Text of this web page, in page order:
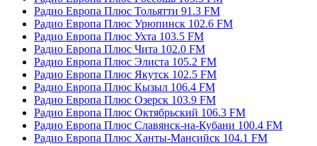
Радио Европа Плюс Тольятти 91.3 FM
Радио Европа Плюс Урюпинск 102.6 FM
Радио Европа Плюс Ухта 103.5 FM
Радио Европа Плюс Чита 102.0 FM
Радио Европа Плюс Элиста 105.2 FM
Радио Европа Плюс Якутск 102.5 FM
Радио Европа Плюс Кызыл 106.4 FM
Радио Европа Плюс Озерск 103.9 FM
Радио Европа Плюс Октябрьский 106.3 FM
Радио Европа Плюс Славянск-на-Кубани 100.4 FM
Радио Европа Плюс Ханты-Мансийск 104.1 FM